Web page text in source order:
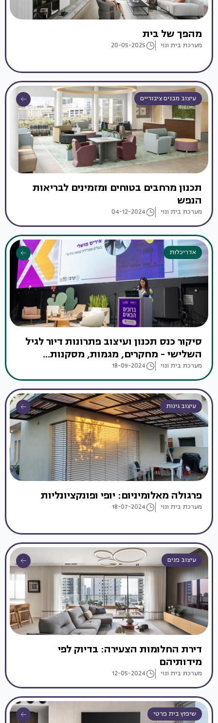
מהפך של בית
מערכת בית ונוי 20-05-2025
עיצוב מבנים ציבוריים
תכנון מרחבים בטוחים ומזמינים לבריאות
הנפש
מערכת בית ונוי 04-12-2024
אדריכלות
סיקור כנס תכנון ועיצוב פתרונות דיור לגיל
השלישי - מחקרים, מגמות, מסקנות...
מערכת בית ונוי 18-09-2024
עיצוב גינות
פרגולה מאלומיניום: יופי ופונקציונליות
מערכת בית ונוי 18-07-2024
עיצוב פנים
דירת החלומות הצעירה: בדיוק לפי
מידותיהם
מערכת בית ונוי 12-05-2024
שיפוץ בית פרטי